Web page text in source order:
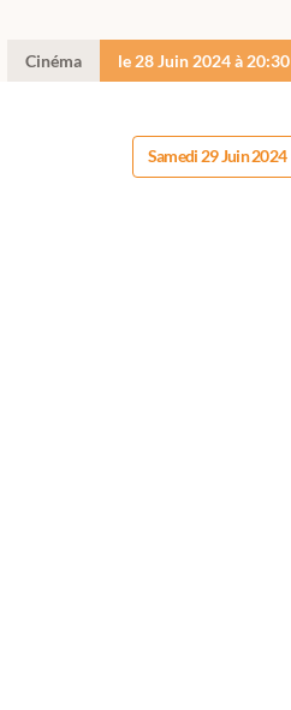
Cinéma le 28 Juin 2024 à 20:30
Samedi 29 Juin 2024